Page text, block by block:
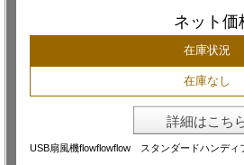
ネット価
在庫状況
在庫なし
詳細はこち
USB扇風機flowflowflow スタンダードハンディ